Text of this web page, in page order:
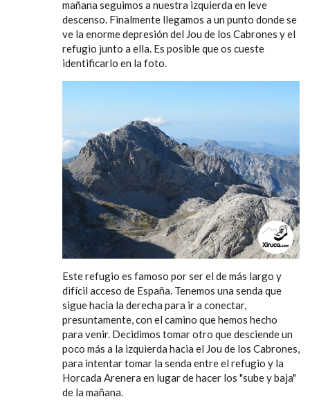
mañana seguimos a nuestra izquierda en leve
descenso. Finalmente llegamos a un punto donde se
ve la enorme depresión del Jou de los Cabrones y el
refugio junto a ella. Es posible que os cueste
identificarlo en la foto.
Este refugio es famoso por ser el de más largo y
difícil acceso de España. Tenemos una senda que
sigue hacia la derecha para ir a conectar,
presuntamente, con el camino que hemos hecho
para venir. Decidimos tomar otro que desciende un
poco más a la izquierda hacia el Jou de los Cabrones,
para intentar tomar la senda entre el refugio y la
Horcada Arenera en lugar de hacer los "sube y baja"
de la mañana.